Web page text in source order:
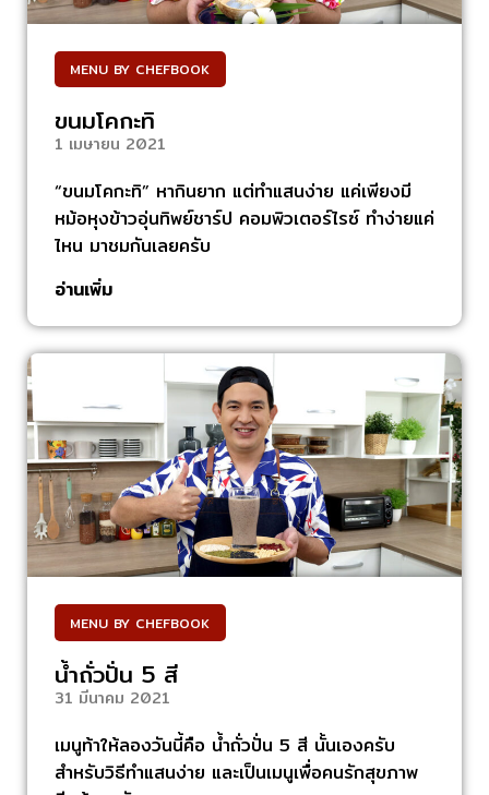
MENU BY CHEFBOOK
ขนมโคกะทิ
1 เมษายน 2021
“ขนมโคกะทิ” หากินยาก แต่ทำแสนง่าย แค่เพียงมี
หม้อหุงข้าวอุ่นทิพย์ชาร์ป คอมพิวเตอร์ไรซ์ ทำง่ายแค่
ไหน มาชมกันเลยครับ
อ่านเพิ่ม
MENU BY CHEFBOOK
น้ำถั่วปั่น 5 สี
31 มีนาคม 2021
เมนูท้าให้ลองวันนี้คือ น้ำถั่วปั่น 5 สี นั้นเองครับ
สำหรับวิธีทำแสนง่าย และเป็นเมนูเพื่อคนรักสุขภาพ